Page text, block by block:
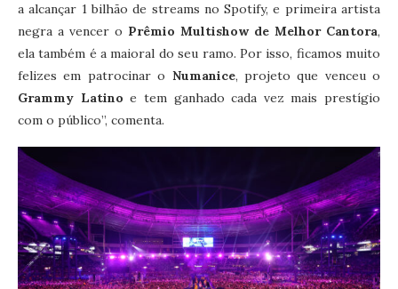
a alcançar 1 bilhão de streams no Spotify, e primeira artista
negra a vencer o Prêmio Multishow de Melhor Cantora,
ela também é a maioral do seu ramo. Por isso, ficamos muito
felizes em patrocinar o Numanice, projeto que venceu o
Grammy Latino e tem ganhado cada vez mais prestígio
com o público”, comenta.